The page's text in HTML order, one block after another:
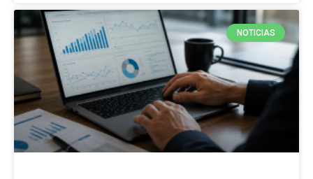
NOTICIAS